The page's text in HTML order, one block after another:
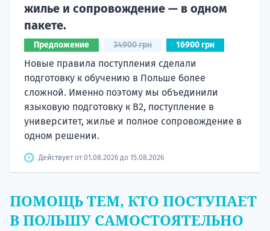
жилье и сопровождение — в одном
пакете.
Предложение 34900 грн 16900 грн
Новые правила поступления сделали
подготовку к обучению в Польше более
сложной. Именно поэтому мы объединили
языковую подготовку к В2, поступление в
университет, жилье и полное сопровождение в
одном решении.
Действует от 01.08.2026 до 15.08.2026
ПОМОЩЬ ТЕМ, КТО ПОСТУПАЕТ
В ПОЛЬШУ САМОСТОЯТЕЛЬНО